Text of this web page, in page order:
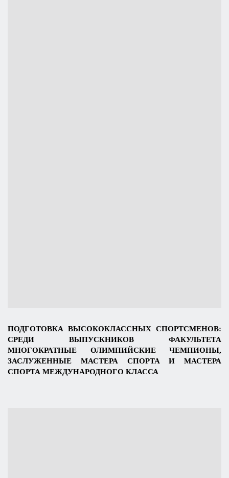
ПОДГОТОВКА ВЫСОКОКЛАССНЫХ СПОРТСМЕНОВ:
СРЕДИ ВЫПУСКНИКОВ ФАКУЛЬТЕТА
МНОГОКРАТНЫЕ ОЛИМПИЙСКИЕ ЧЕМПИОНЫ,
ЗАСЛУЖЕННЫЕ МАСТЕРА СПОРТА И МАСТЕРА
СПОРТА МЕЖДУНАРОДНОГО КЛАССА